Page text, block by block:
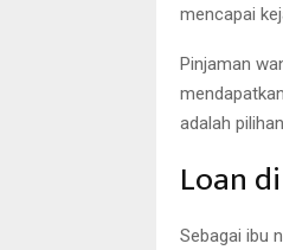
mencapai
Pinjaman
adalah
Loan
Sebagai ibu